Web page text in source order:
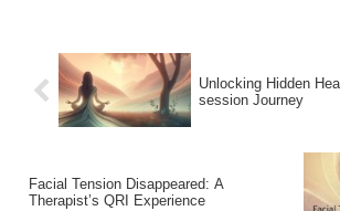
Unlocking Hidden
session Journey
Facial Tension Disappeared: A
Therapist’s QRI Experience